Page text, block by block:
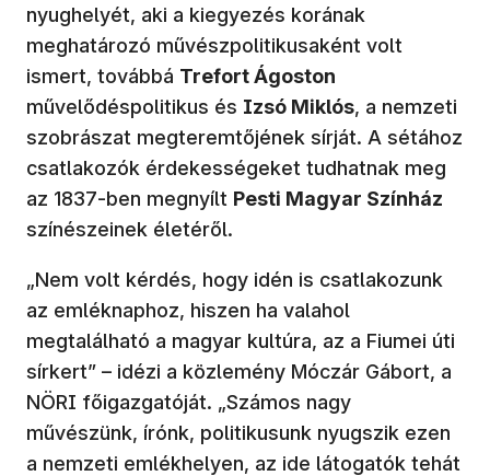
nyughelyét, aki a kiegyezés korának
meghatározó művészpolitikusaként volt
ismert, továbbá Trefort Ágoston
művelődéspolitikus és Izsó Miklós, a nemzeti
szobrászat megteremtőjének sírját. A sétához
csatlakozók érdekességeket tudhatnak meg
az 1837-ben megnyílt Pesti Magyar Színház
színészeinek életéről.
„Nem volt kérdés, hogy idén is csatlakozunk
az emléknaphoz, hiszen ha valahol
megtalálható a magyar kultúra, az a Fiumei úti
sírkert” – idézi a közlemény Móczár Gábort, a
NÖRI főigazgatóját. „Számos nagy
művészünk, írónk, politikusunk nyugszik ezen
a nemzeti emlékhelyen, az ide látogatók tehát